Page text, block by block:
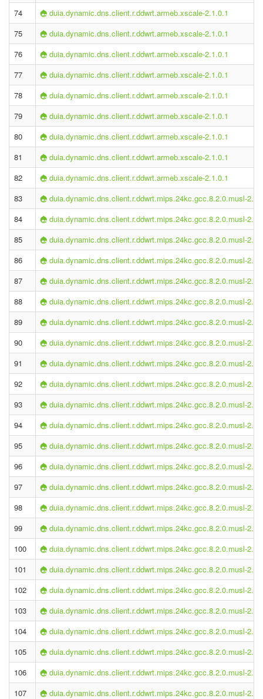
74
duia.dynamic.dns.client.r.ddwrt.armeb.xscale-2.1.0.1
75
duia.dynamic.dns.client.r.ddwrt.armeb.xscale-2.1.0.1
76
duia.dynamic.dns.client.r.ddwrt.armeb.xscale-2.1.0.1
77
duia.dynamic.dns.client.r.ddwrt.armeb.xscale-2.1.0.1
78
duia.dynamic.dns.client.r.ddwrt.armeb.xscale-2.1.0.1
79
duia.dynamic.dns.client.r.ddwrt.armeb.xscale-2.1.0.1
80
duia.dynamic.dns.client.r.ddwrt.armeb.xscale-2.1.0.1
81
duia.dynamic.dns.client.r.ddwrt.armeb.xscale-2.1.0.1
82
duia.dynamic.dns.client.r.ddwrt.armeb.xscale-2.1.0.1
83
duia.dynamic.dns.client.r.ddwrt.mips.24kc.gcc.8.2.0.musl-
84
duia.dynamic.dns.client.r.ddwrt.mips.24kc.gcc.8.2.0.musl-
85
duia.dynamic.dns.client.r.ddwrt.mips.24kc.gcc.8.2.0.musl-
86
duia.dynamic.dns.client.r.ddwrt.mips.24kc.gcc.8.2.0.musl-
87
duia.dynamic.dns.client.r.ddwrt.mips.24kc.gcc.8.2.0.musl-
88
duia.dynamic.dns.client.r.ddwrt.mips.24kc.gcc.8.2.0.musl-
89
duia.dynamic.dns.client.r.ddwrt.mips.24kc.gcc.8.2.0.musl-
90
duia.dynamic.dns.client.r.ddwrt.mips.24kc.gcc.8.2.0.musl-
91
duia.dynamic.dns.client.r.ddwrt.mips.24kc.gcc.8.2.0.musl-
92
duia.dynamic.dns.client.r.ddwrt.mips.24kc.gcc.8.2.0.musl-
93
duia.dynamic.dns.client.r.ddwrt.mips.24kc.gcc.8.2.0.musl-
94
duia.dynamic.dns.client.r.ddwrt.mips.24kc.gcc.8.2.0.musl-
95
duia.dynamic.dns.client.r.ddwrt.mips.24kc.gcc.8.2.0.musl-
96
duia.dynamic.dns.client.r.ddwrt.mips.24kc.gcc.8.2.0.musl-
97
duia.dynamic.dns.client.r.ddwrt.mips.24kc.gcc.8.2.0.musl-
98
duia.dynamic.dns.client.r.ddwrt.mips.24kc.gcc.8.2.0.musl-
99
duia.dynamic.dns.client.r.ddwrt.mips.24kc.gcc.8.2.0.musl-
100
duia.dynamic.dns.client.r.ddwrt.mips.24kc.gcc.8.2.0.musl-
101
duia.dynamic.dns.client.r.ddwrt.mips.24kc.gcc.8.2.0.musl-
102
duia.dynamic.dns.client.r.ddwrt.mips.24kc.gcc.8.2.0.musl-
103
duia.dynamic.dns.client.r.ddwrt.mips.24kc.gcc.8.2.0.musl-
104
duia.dynamic.dns.client.r.ddwrt.mips.24kc.gcc.8.2.0.musl-
105
duia.dynamic.dns.client.r.ddwrt.mips.24kc.gcc.8.2.0.musl-
106
duia.dynamic.dns.client.r.ddwrt.mips.24kc.gcc.8.2.0.musl-
107
duia.dynamic.dns.client.r.ddwrt.mips.24kc.gcc.8.2.0.musl-